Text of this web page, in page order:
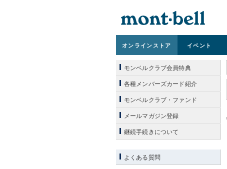
オンラインストア イベント
モンベルクラブ会員特典
各種メンバーズカード紹介
モンベルクラブ・ファンド
メールマガジン登録
継続手続きについて
よくある質問